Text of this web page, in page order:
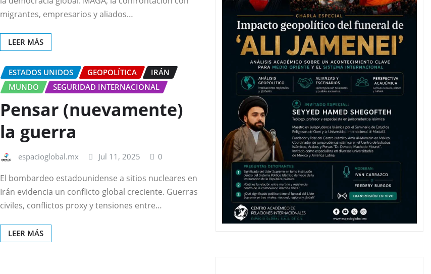
migrantes, empresarios y aliados…
LEER MÁS
ESTADOS UNIDOS GEOPOLÍTICA
IRÁN
MUNDO
SEGURIDAD INTERNACIONAL
Pensar (nuevamente)
la guerra
espacioglobal.mx Jul 11, 2025 0
El bombardeo estadounidense a sitios nucleares en
Irán evidencia un conflicto global creciente. Guerras
civiles, conflictos proxy y tensiones entre…
LEER MÁS